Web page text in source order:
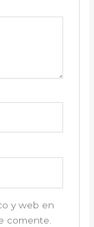
y web en
comente.